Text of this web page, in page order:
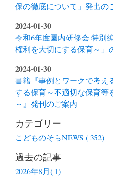
保の徹底について」発出の
2024-01-30
令和6年度園内研修会 特別
権利を大切にする保育～」
2024-01-30
書籍『事例とワークで考え
する保育～不適切な保育等
～』発刊のご案内
カテゴリー
こどものそらNEWS ( 352)
過去の記事
2026年8月( 1)